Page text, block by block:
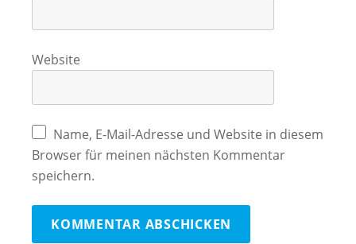
Website
Name, E-Mail-Adresse und Website in diesem
Browser für meinen nächsten Kommentar
speichern.